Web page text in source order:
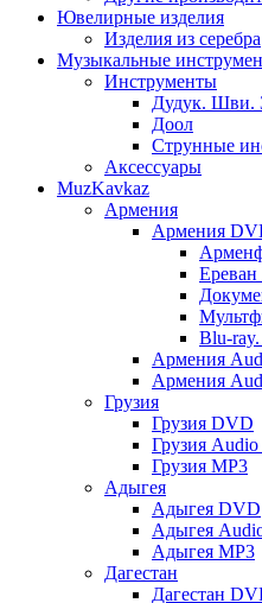
Ювелирные изделия
Изделия из серебра
Музыкальные
Инструменты
Дудук. Шви.
Доол
Струнные
Аксессуары
MuzKavkaz
Армения
Армения
Ереван
Blu-
Армения
Армения
Грузия
Грузия DVD
Грузия
Грузия MP3
Адыгея
Адыгея DVD
Адыгея
Адыгея MP3
Дагестан
Дагестан